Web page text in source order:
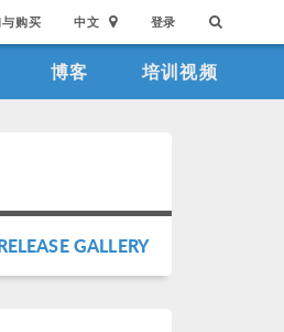
购买 中文 登录
博客 培训视频
GALLERY